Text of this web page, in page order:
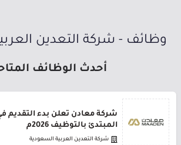
وظائف - شركة التعدين
أحدث الوظائف
شركة معادن تعلن بدء التقديم
المبتدئ بالتوظيف 2026م
شركة التعدين العربية السعودية